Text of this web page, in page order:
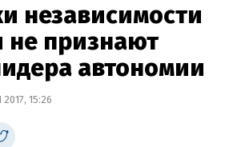
независимости
не признают
автономии
15:26